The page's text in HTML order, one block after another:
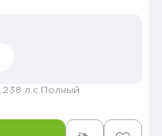
238 л.с. Полный